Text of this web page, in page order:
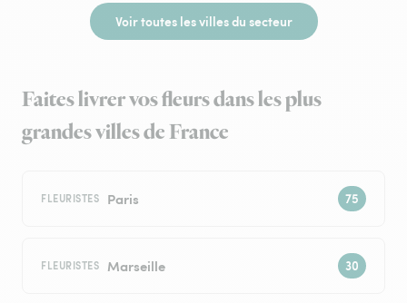
Voir toutes les villes du secteur
Faites livrer vos fleurs dans les plus
grandes villes de France
FLEURISTES Paris
FLEURISTES Marseille